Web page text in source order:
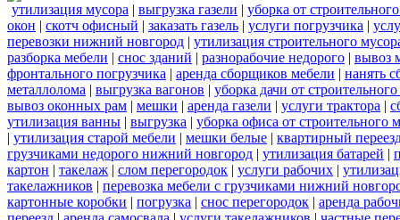
утилизация мусора | выгрузка газели | уборка от
окон | скотч офисный | заказать газель | услуги погрузчика |
перевозки нижний новгород | утилизация строительного
разборка мебели | снос зданий | разнорабочие недорого | вывоз
фронтального погрузчика | аренда сборщиков мебели | нанять
металлолома | выгрузка вагонов | уборка дачи от
вывоз оконных рам | мешки | аренда газели | услуги трактора |
утилизация ванны | выгрузка | уборка офиса от строительного
| утилизация старой мебели | мешки белые | квартирный
грузчиками недорого нижний новгород | утилизация батарей |
картон | такелаж | слом перегородок | услуги рабочих |
такелажников | перевозка мебели с грузчиками нижний
картонные коробки | погрузка | снос перегородок | аренда